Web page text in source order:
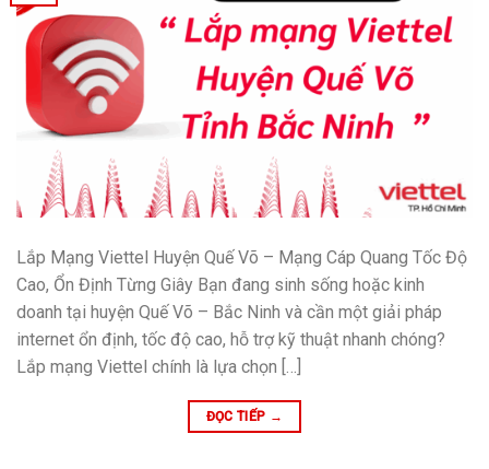
Lắp Mạng Viettel Huyện Quế Võ – Mạng Cáp Quang Tốc Độ
Cao, Ổn Định Từng Giây Bạn đang sinh sống hoặc kinh
doanh tại huyện Quế Võ – Bắc Ninh và cần một giải pháp
internet ổn định, tốc độ cao, hỗ trợ kỹ thuật nhanh chóng?
Lắp mạng Viettel chính là lựa chọn […]
ĐỌC TIẾP →